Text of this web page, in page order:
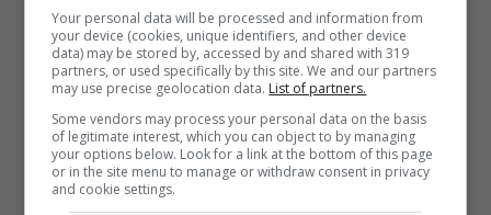
chirurgicoil giovane Forrester sembra
essersi ripreso dall’ossessione. Come ben
sapete se leggete le nostre anticipazioni in
materia, Thomas stava vivendo un periodo
molto difficile e Hope aveva provato a
stargli accanto.
Your personal data will be processed and information from
your device (cookies, unique identifiers, and other device
data) may be stored by, accessed by and shared with 319
partners, or used specifically by this site. We and our partners
may use precise geolocation data. List of partners.
Some vendors may process your personal data on the basis
of legitimate interest, which you can object to by managing
your options below. Look for a link at the bottom of this page
or in the site menu to manage or withdraw consent in privacy
and cookie settings.